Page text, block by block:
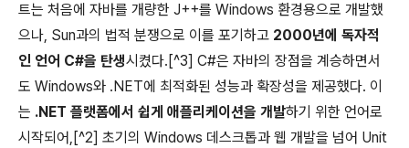
트는 처음에 자바를 개량한 J++를 Windows 환경용으로 개발했
으나, Sun과의 법적 분쟁으로 이를 포기하고 2000년에 독자적
인 언어 C#을 탄생시켰다.[^3] C#은 자바의 장점을 계승하면서
도 Windows와 .NET에 최적화된 성능과 확장성을 제공했다. 이
는 .NET 플랫폼에서 쉽게 애플리케이션을 개발하기 위한 언어로
시작되어,[^2] 초기의 Windows 데스크톱과 웹 개발을 넘어 Unit